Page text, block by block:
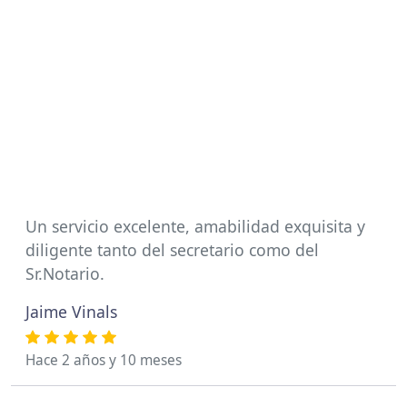
Un servicio excelente, amabilidad exquisita y
diligente tanto del secretario como del
Sr.Notario.
Jaime Vinals
Hace 2 años y 10 meses